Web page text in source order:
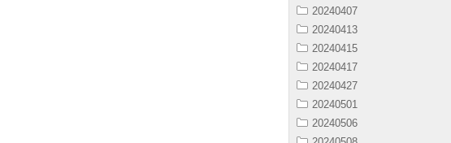
20240407
20240413
20240415
20240417
20240427
20240501
20240506